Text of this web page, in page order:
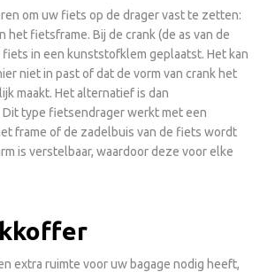
om uw fiets op de drager vast te zetten:
het fietsframe. Bij de crank (de as van de
in een kunststofklem geplaatst. Het kan
niet in past of dat de vorm van crank het
maakt. Het alternatief is dan
type fietsendrager werkt met een
frame of de zadelbuis van de fiets wordt
is verstelbaar, waardoor deze voor elke
extra ruimte voor uw bagage nodig heeft,